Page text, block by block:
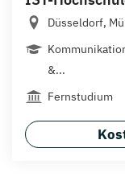
Düsseldorf,
&...
Fernstudium